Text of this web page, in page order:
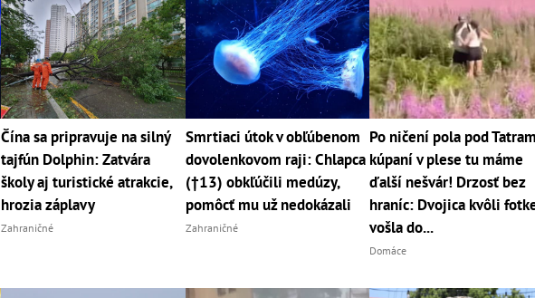
Čína sa pripravuje na silný
tajfún Dolphin: Zatvára
školy aj turistické atrakcie,
hrozia záplavy
Zahraničné
Smrtiaci útok v obľúbenom
dovolenkovom raji: Chlapca
(†13) obkľúčili medúzy,
pomôcť mu už nedokázali
Zahraničné
Po ničení pola pod
kúpaní v plese tu máme
ďalší nešvár! Drzosť bez
hraníc: Dvojica kvôli
vošla do...
Domáce